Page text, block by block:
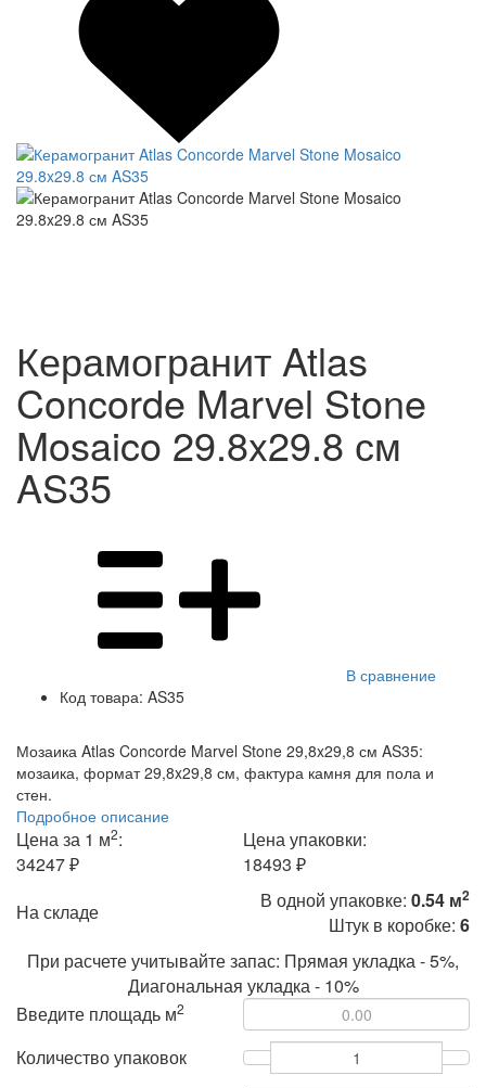
Керамогранит Atlas
Concorde Marvel Stone
Mosaico 29.8x29.8 см
AS35
В сравнение
Код товара: AS35
Мозаика Atlas Concorde Marvel Stone 29,8x29,8 см AS35:
мозаика, формат 29,8x29,8 см, фактура камня для пола и
стен.
Подробное описание
Цена за 1 м2:
34247 ₽
Цена упаковки:
18493 ₽
На складе
В одной упаковке: 0.54 м2
Штук в коробке: 6
При расчете учитывайте запас: Прямая укладка - 5%,
Диагональная укладка - 10%
Введите площадь м2
Количество упаковок